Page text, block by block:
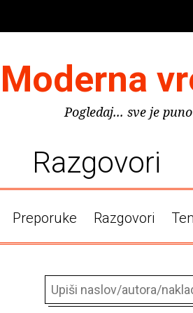
Moderna
Pogledaj... sve je
Razgovori
Preporuke Razgovori